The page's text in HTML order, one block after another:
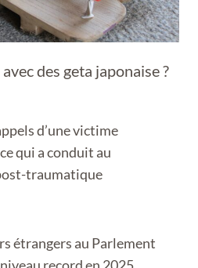
des geta japonaise ?
d’une victime
qui a conduit au
traumatique
étrangers au Parlement
record en 2025